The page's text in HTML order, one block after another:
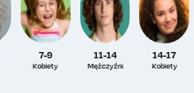
7-9
Kobiety
11-14
Mężczyźni
14-17
Kobiety